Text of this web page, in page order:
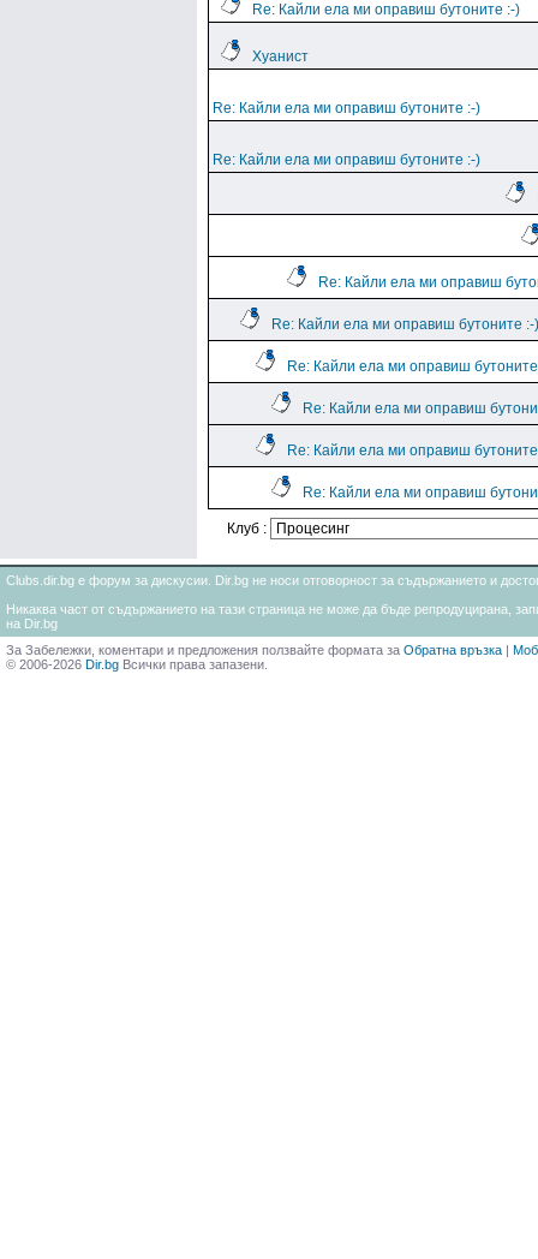
Re: Кайли ела ми оправиш бутоните :-)
Хуанист
Re: Кайли ела ми оправиш бутоните :-)
Re: Кайли ела ми оправиш бутоните :-)
Re: Кайли ела ми оправиш
Re: Кайли ела ми оправиш бутоните :-)
Re: Кайли ела ми оправиш
Re: Кайли ела ми оправиш
Re: Кайли ела ми оправиш
Re: Кайли ела ми оправиш
Клуб :
Clubs.dir.bg е форум за дискусии. Dir.bg не носи отговорност за съдържанието и
Никаква част от съдържанието на тази страница не може да бъде репродуцирана,
на Dir.bg
За Забележки, коментари и предложения ползвайте формата за Обратна връзка |
© 2006-2026 Dir.bg Всички права запазени.